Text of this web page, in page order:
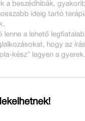
a beszédhibák,
ideig tartó
lenne a lehető
hogy az
kész” legyen a gyerek.